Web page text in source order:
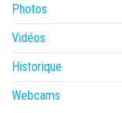
Photos
Vidéos
Historique
Webcams